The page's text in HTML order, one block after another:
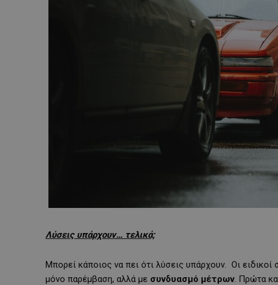
Λύσεις υπάρχουν… τελικά;
Μπορεί κάποιος να πει ότι λύσεις υπάρχουν. Οι
μόνο παρέμβαση, αλλά με συνδυασμό μέτρων. Πρώτα